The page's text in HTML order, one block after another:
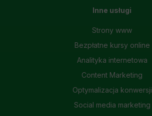
Inne usługi
Strony www
Bezpłatne kursy online
Analityka internetowa
Content Marketing
Optymalizacja konwersji
Social media marketing